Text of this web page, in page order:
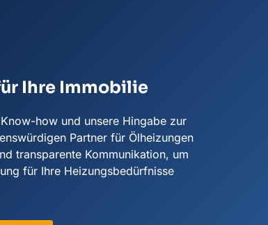
Ihre Immobilie
how und unsere Hingabe zur
Partner für Ölheizungen
transparente Kommunikation, um
für Ihre Heizungsbedürfnisse